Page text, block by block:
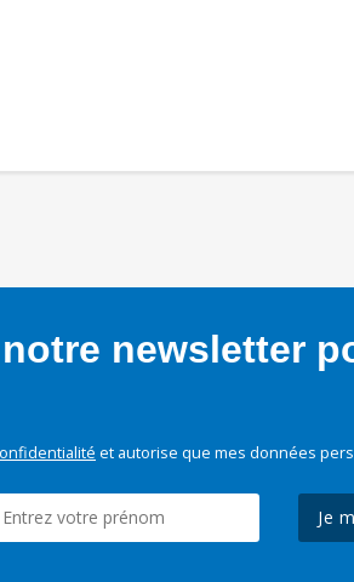
newsletter
et autorise que mes données
Je